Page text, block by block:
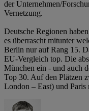
der Unternehmen/
Vernetzung.
Deutsche Regionen
es überrascht mitunter
Berlin nur auf Rang 15.
EU-Vergleich top. Die
München ein - und auch
Top 30. Auf den Plätzen
London – East) und Paris